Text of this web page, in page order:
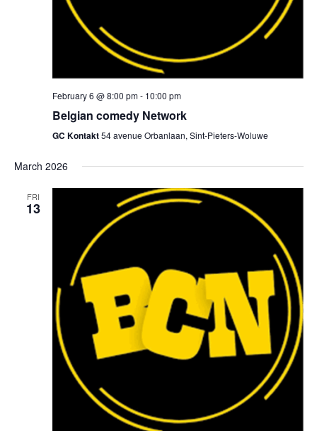
February 6 @ 8:00 pm- 10:00 pm
Belgian comedy Network
GC Kontakt54 avenue Orbanlaan, Sint-Pieters-Woluwe
March 2026
FRI
13